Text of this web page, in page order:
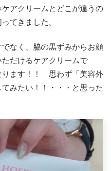
アクリームとどこが違うの
てきました。
なく、脇の黒ずみからお顔
だけるケアクリームで
ます！！ 思わず「美容外
みたい！！・・・と思った